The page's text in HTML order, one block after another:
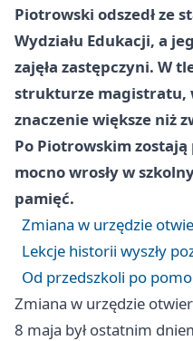
Piotrowski odszedł ze
Wydziału Edukacji, a
zajęła zastępczyni. W
strukturze magistratu,
znaczenie większe niż
Po Piotrowskim
mocno wrosły w
pamięć.
Zmiana w urzędzie
Lekcje historii wyszły
Od przedszkoli po
Zmiana w urzędzie
8 maja był ostatnim